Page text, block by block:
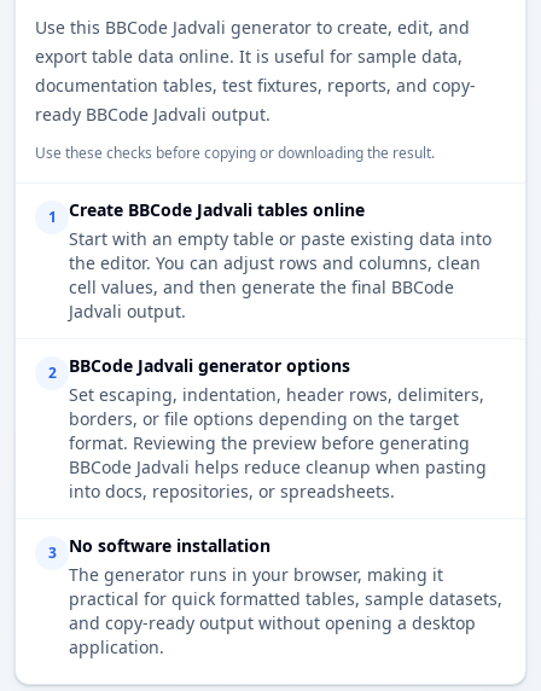
Use this BBCode Jadvali generator to create, edit, and
export table data online. It is useful for sample data,
documentation tables, test fixtures, reports, and copy-
ready BBCode Jadvali output.
Use these checks before copying or downloading the result.
1
Create BBCode Jadvali tables online
Start with an empty table or paste existing data into
the editor. You can adjust rows and columns, clean
cell values, and then generate the final BBCode
Jadvali output.
2
BBCode Jadvali generator options
Set escaping, indentation, header rows, delimiters,
borders, or file options depending on the target
format. Reviewing the preview before generating
BBCode Jadvali helps reduce cleanup when pasting
into docs, repositories, or spreadsheets.
3
No software installation
The generator runs in your browser, making it
practical for quick formatted tables, sample datasets,
and copy-ready output without opening a desktop
application.